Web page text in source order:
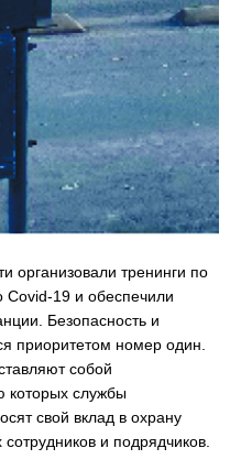
организовали тренинги по
19 и обеспечили
Безопасность и
приоритетом номер один.
собой
которых службы
свой вклад в охрану
и подрядчиков.